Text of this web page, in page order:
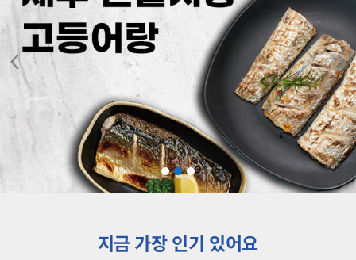
지금 가장 인기 있어요